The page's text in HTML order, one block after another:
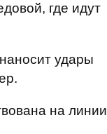
где идут
удары
на линии